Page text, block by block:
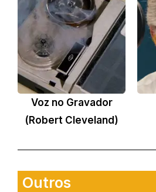
Voz no Gravador
(Robert Cleveland)
Outros